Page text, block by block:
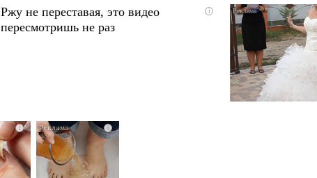
i
Ржу не переставая, это видео
пересмотришь не раз
i i